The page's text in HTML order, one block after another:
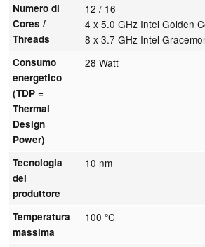
Numero di
Cores /
Threads
12 / 16
4 x 5.0 GHz Intel Golden
8 x 3.7 GHz Intel
Consumo
energetico
(TDP =
Thermal
Design
Power)
28 Watt
Tecnologia
del
produttore
10 nm
Temperatura
massima
100 °C